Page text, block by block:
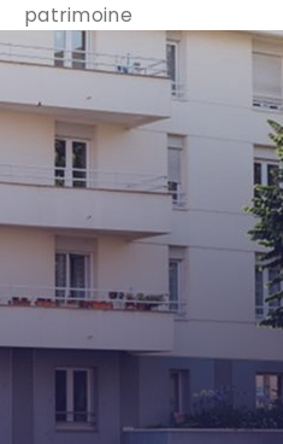
patrimoine